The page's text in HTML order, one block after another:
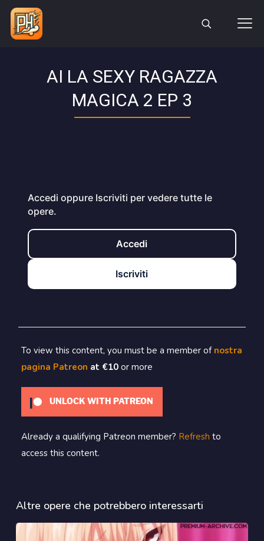
AI LA SEXY RAGAZZA
MAGICA 2 EP 3
Accedi oppure Iscriviti per vedere tutte le
opere.
Accedi
Iscriviti
To view this content, you must be a member of nostra
pagina Patreon at €10 or more
UNLOCK WITH PATREON
Already a qualifying Patreon member? Refresh to
access this content.
Altre opere che potrebbero interessarti